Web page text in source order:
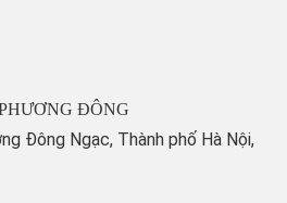
ĐÔNG
Đông Ngạc, Thành phố Hà Nội,